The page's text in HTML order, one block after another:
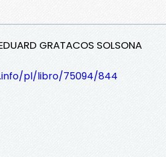
GRATACOS SOLSONA
pl/libro/75094/844